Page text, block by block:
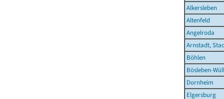
Alkersleben
Altenfeld
Angelroda
Arnstadt,
Böhlen
Bösleben-
Dornheim
Elgersburg